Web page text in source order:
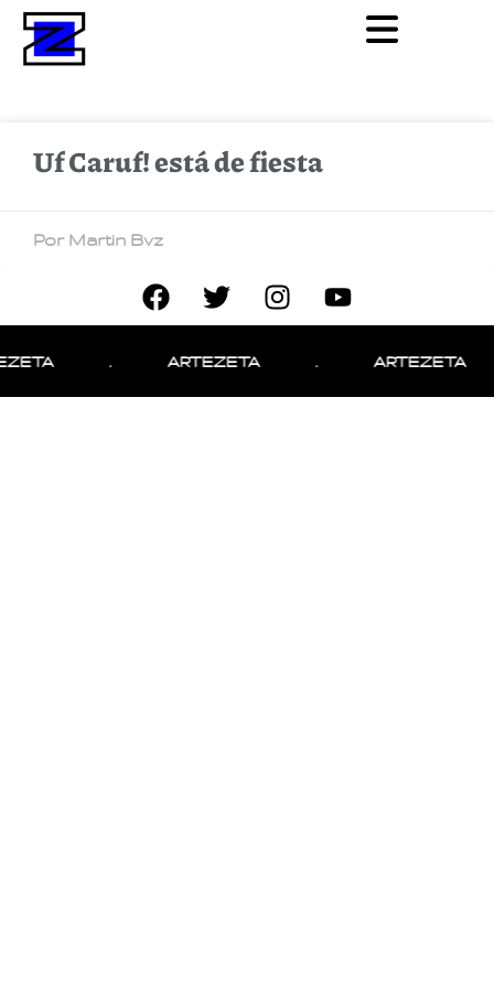
Uf Caruf! está de fiesta
Por Martin Bvz
ARTEZETA ARTEZETA